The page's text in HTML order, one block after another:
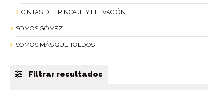
CINTAS DE TRINCAJE Y ELEVACIÓN
SOMOS GÓMEZ
SOMOS MÁS QUE TOLDOS
Filtrar resultados